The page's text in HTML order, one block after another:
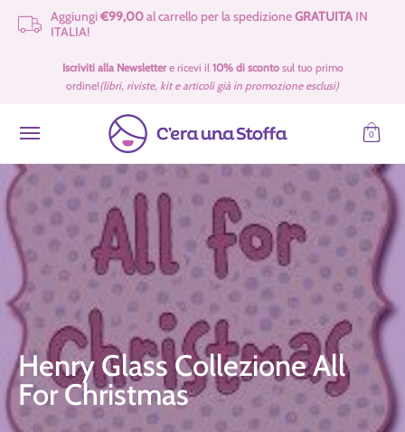
Passa al contenuto principale
Aggiungi€99,00al carrello per la spedizioneGRATUITA IN
ITALIA!
Idee Regalo 🎁
Offerte Filati 🧶
Iscriviti alla Newslettere ricevi il 10% di sconto sul tuo primo
ordine!(libri, riviste, kit e articoli già in promozione esclusi)
0
Henry Glass Collezione All
For Christmas